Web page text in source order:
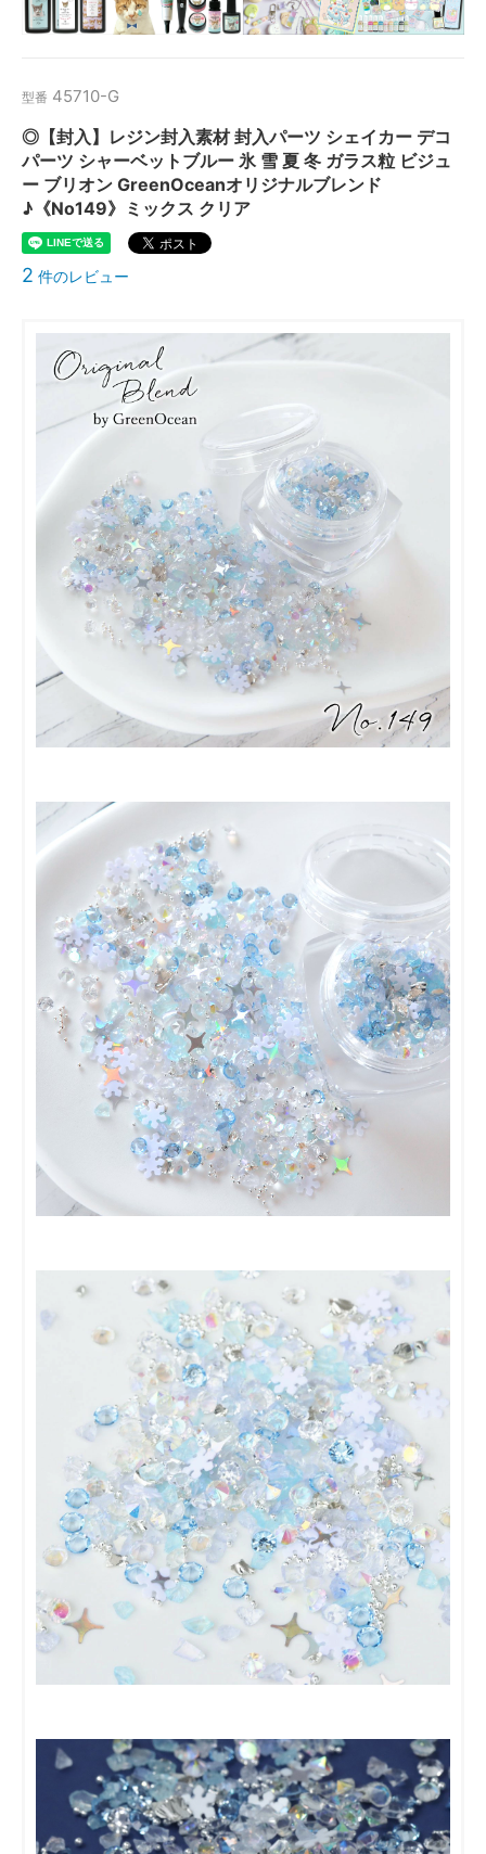
型番 45710-G
◎【封入】レジン封入素材 封入パーツ シェイカー デコ
パーツ シャーベットブルー 氷 雪 夏 冬 ガラス粒 ビジュ
ー ブリオン GreenOceanオリジナルブレンド
♪《No149》ミックス クリア
2 件のレビュー